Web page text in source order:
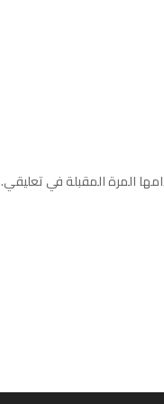
المرة المقبلة في تعليقي.